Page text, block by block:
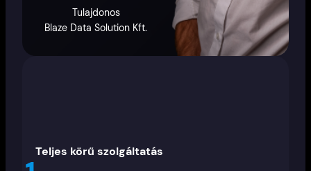
Tulajdonos
Blaze Data Solution Kft.
Teljes körű szolgáltatás